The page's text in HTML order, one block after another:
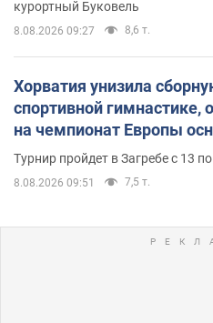
курортный Буковель
8.08.2026 09:27 8,6 т.
Хорватия унизила
спортивной гимнастике,
на чемпионат Европы
Турнир пройдет в Загребе с 13
8.08.2026 09:51 7,5 т.